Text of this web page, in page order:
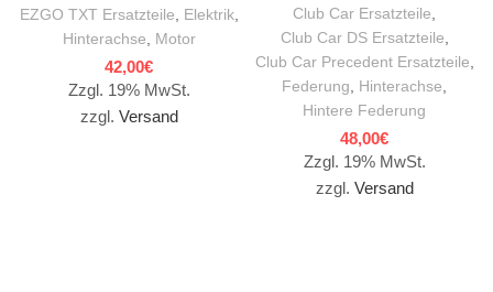
EZGO TXT Ersatzteile
Elektrik,
Hinterachse
Motor
42,00€
Zzgl. 19% MwSt.
zzgl. Versand
Club Car Ersatzteile
Club Car DS Ersatzteile
Club Car Precedent Ersatzteile
Federung
Hinterachse
Hintere Federung
48,00€
Zzgl. 19% MwSt.
zzgl. Versand